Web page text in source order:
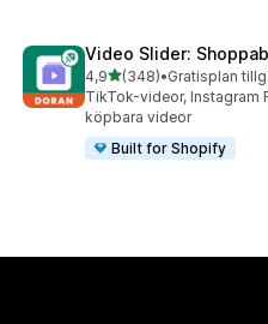
Video Slider:
4,9av 5 stjärnor
(348)
348 recensioner totalt
•Gratisplan
TikTok-videor, Instagram
köpbara videor
Built for Shopify